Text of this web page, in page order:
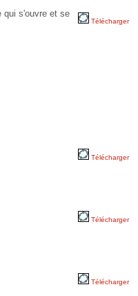
qui s'ouvre et se
Télécharger
Télécharger
Télécharger
Télécharger